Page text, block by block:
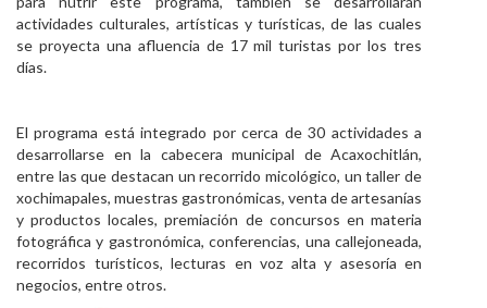
actividades culturales, artísticas y turísticas, de las cuales
se proyecta una afluencia de 17 mil turistas por los tres
días.
El programa está integrado por cerca de 30 actividades a
desarrollarse en la cabecera municipal de Acaxochitlán,
entre las que destacan un recorrido micológico, un taller de
xochimapales, muestras gastronómicas, venta de artesanías
y productos locales, premiación de concursos en materia
fotográfica y gastronómica, conferencias, una callejoneada,
recorridos turísticos, lecturas en voz alta y asesoría en
negocios, entre otros.